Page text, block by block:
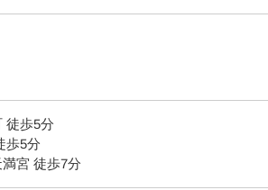
徒歩5分
歩5分
宮 徒歩7分